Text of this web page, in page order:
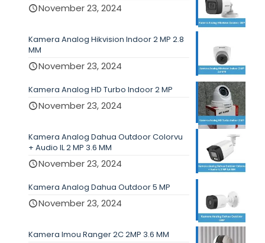
November 23, 2024
Kamera Analog Hikvision Indoor 2 MP 2.8
MM
November 23, 2024
Kamera Analog HD Turbo Indoor 2 MP
November 23, 2024
Kamera Analog Dahua Outdoor Colorvu
+ Audio IL 2 MP 3.6 MM
November 23, 2024
Kamera Analog Dahua Outdoor 5 MP
November 23, 2024
Kamera Imou Ranger 2C 2MP 3.6 MM